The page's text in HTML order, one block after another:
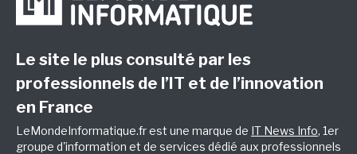
Le site le plus consulté par les
professionnels de l’IT et de l’innovation
en France
LeMondeInformatique.fr est une marque de IT News Info, 1er
groupe d'information et de services dédié aux professionnels